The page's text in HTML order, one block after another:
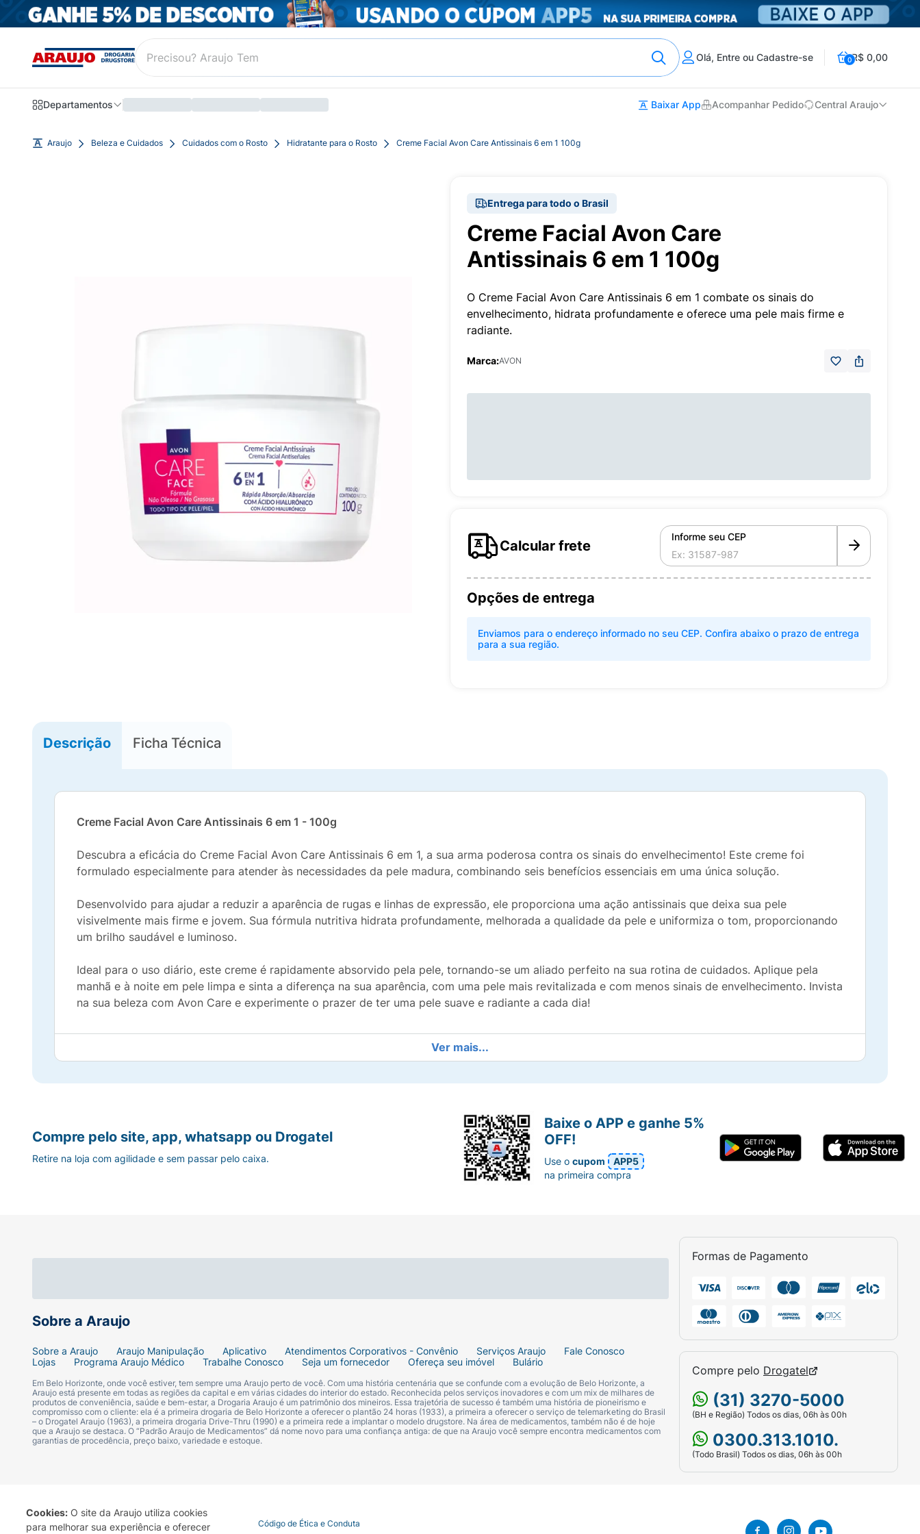
Cookies: O site da Araujo utiliza cookies
para melhorar sua experiência e oferecer
Olá, Entre ou Cadastre-se 0R$ 0,00
Departamentos Baixar App Acompanhar Pedido Central Araujo
Araujo Beleza e Cuidados Cuidados com o Rosto Hidratante para o Rosto Creme Facial Avon Care Antissinais 6 em 1 100g
Entrega para todo o Brasil
Creme Facial Avon Care
Antissinais 6 em 1 100g
O Creme Facial Avon Care Antissinais 6 em 1 combate os sinais do
envelhecimento, hidrata profundamente e oferece uma pele mais firme e
radiante.
Marca:AVON
Calcular frete
Informe seu CEP
Opções de entrega
Enviamos para o endereço informado no seu CEP. Confira abaixo o prazo de entrega
para a sua região.
Descrição Ficha Técnica
Creme Facial Avon Care Antissinais 6 em 1 - 100g
Descubra a eficácia do Creme Facial Avon Care Antissinais 6 em 1, a sua arma poderosa contra os sinais do envelhecimento! Este creme foi
formulado especialmente para atender às necessidades da pele madura, combinando seis benefícios essenciais em uma única solução.
Desenvolvido para ajudar a reduzir a aparência de rugas e linhas de expressão, ele proporciona uma ação antissinais que deixa sua pele
visivelmente mais firme e jovem. Sua fórmula nutritiva hidrata profundamente, melhorada a qualidade da pele e uniformiza o tom, proporcionando
um brilho saudável e luminoso.
Ideal para o uso diário, este creme é rapidamente absorvido pela pele, tornando-se um aliado perfeito na sua rotina de cuidados. Aplique pela
manhã e à noite em pele limpa e sinta a diferença na sua aparência, com uma pele mais revitalizada e com menos sinais de envelhecimento. Invista
na sua beleza com Avon Care e experimente o prazer de ter uma pele suave e radiante a cada dia!
Ver mais...
Sobre a Araujo
Sobre a Araujo Araujo Manipulação Aplicativo Atendimentos Corporativos - Convênio Serviços Araujo
Fale Conosco
Lojas
Programa Araujo Médico Trabalhe Conosco Seja um fornecedor Ofereça seu imóvel Bulário
Em Belo Horizonte, onde você estiver, tem sempre uma Araujo perto de você. Com uma história centenária que se confunde com a evolução de Belo Horizonte, a
Araujo está presente em todas as regiões da capital e em várias cidades do interior do estado. Reconhecida pelos serviços inovadores e com um mix de milhares de
produtos de conveniência, saúde e bem-estar, a Drogaria Araujo é um patrimônio dos mineiros. Essa trajetória de sucesso é também uma história de pioneirismo e
compromisso com o cliente: ela é a primeira drogaria de Belo Horizonte a oferecer o plantão 24 horas (1933), a primeira a oferecer o serviço de telemarketing do Brasil
– o Drogatel Araujo (1963), a primeira drogaria Drive-Thru (1990) e a primeira rede a implantar o modelo drugstore. Na área de medicamentos, também não é de hoje
que a Araujo se destaca. O “Padrão Araujo de Medicamentos” dá nome novo para uma confiança antiga: de que na Araujo você sempre encontra medicamentos com
garantias de procedência, preço baixo, variedade e estoque.
Formas de Pagamento
Compre pelo Drogatel
(31) 3270-5000
(BH e Região) Todos os dias, 06h às 00h
0300.313.1010.
(Todo Brasil) Todos os dias, 06h às 00h
Compre pelo site, app, whatsapp ou Drogatel
Retire na loja com agilidade e sem passar pelo caixa.
Baixe o APP e ganhe 5%
OFF!
Use ocupom
APP5
na primeira compra
Termo de Uso Portal da Privacidade Covid-19 Código de Ética e Conduta